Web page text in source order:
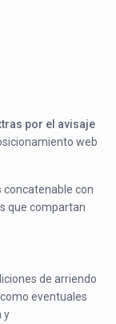
por el avisaje
web
con
que compartan
de arriendo
eventuales
y